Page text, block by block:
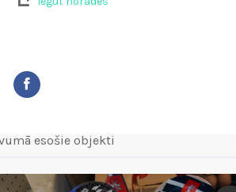
esošie objekti